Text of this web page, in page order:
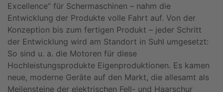
Excellence“ für Schermaschinen – nahm die
Entwicklung der Produkte volle Fahrt auf. Von der
Konzeption bis zum fertigen Produkt – jeder Schritt
der Entwicklung wird am Standort in Suhl umgesetzt:
So sind u. a. die Motoren für diese
Hochleistungsprodukte Eigenproduktionen. Es kamen
neue, moderne Geräte auf den Markt, die allesamt als
Meilensteine der elektrischen Fell- und Haarschur